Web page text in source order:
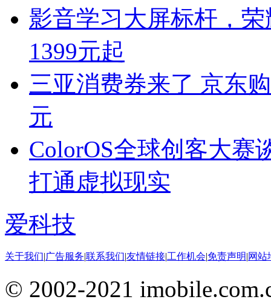
影音学习大屏标杆，
1399元起
三亚消费券来了 京东
元
ColorOS全球创客大赛
打通虚拟现实
爱科技
关于我们|广告服务|联系我们|友情链接|工作机会|免责声明|网站
© 2002-2021